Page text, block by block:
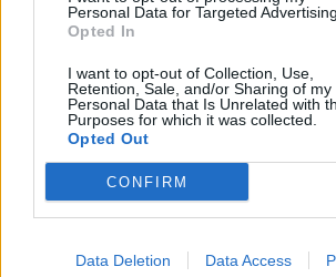
Personal Data for Targeted Advertising.
Opted In
I want to opt-out of Collection, Use,
Retention, Sale, and/or Sharing of my
Personal Data that Is Unrelated with
Purposes for which it was collected.
Opted Out
CONFIRM
Data Deletion Data Access
VSK CSÍKSZEREDA
A döntőt célozzák hazai
cselgáncsozók
hétvégi országos U18-as bajnokságra